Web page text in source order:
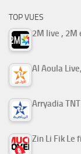
TOP VUES
2M live , 2M
Al Aoula
Arryadia